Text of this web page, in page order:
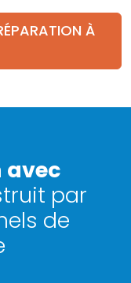
À
avec
par
de